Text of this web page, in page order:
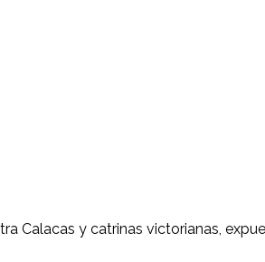
Calacas y catrinas victorianas,